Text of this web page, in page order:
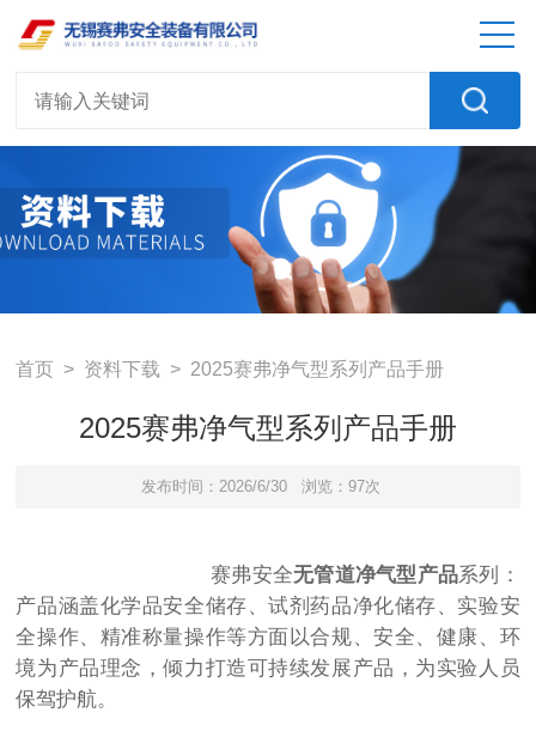
首页 > 资料下载 > 2025赛弗净气型系列产品手册
2025赛弗净气型系列产品手册
发布时间：2026/6/30 浏览：97次
赛弗安全无管道净气型产品系列：
产品涵盖化学品安全储存、试剂药品净化储存、实验安
全操作、精准称量操作等方面以合规、安全、健康、环
境为产品理念，倾力打造可持续发展产品，为实验人员
保驾护航。